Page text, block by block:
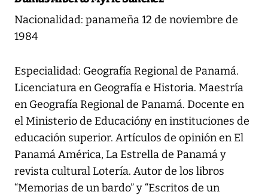
Nacionalidad: panameña 12 de noviembre de
1984
Especialidad: Geografía Regional de Panamá.
Licenciatura en Geografía e Historia. Maestría
en Geografía Regional de Panamá. Docente en
el Ministerio de Educacióny en instituciones de
educación superior. Artículos de opinión en El
Panamá América, La Estrella de Panamá y
revista cultural Lotería. Autor de los libros
“Memorias de un bardo” y “Escritos de un